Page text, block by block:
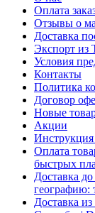
Оплата
Отзывы о
Доставка
Экспорт из
Условия
Контакты
Политика
Договор
Новые
Акции
Оплата
быстрых
Доставка
географию:
Доставка